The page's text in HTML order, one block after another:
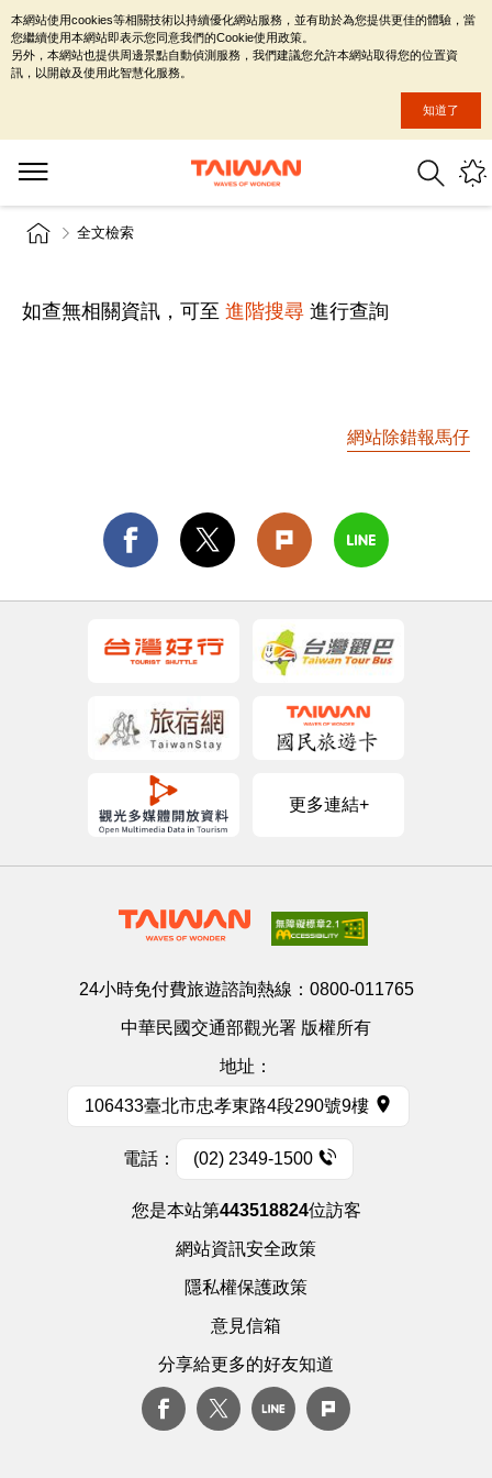
全文檢索
如查無相關資訊，可至 進階搜尋 進行查詢
網站除錯報馬仔
更多連結+
24小時免付費旅遊諮詢熱線： 0800-011765
中華民國交通部觀光署 版權所有
地址：
106433臺北市忠孝東路4段290號9樓
電話： (02) 2349-1500
您是本站第443518824位訪客
網站資訊安全政策
隱私權保護政策
意見信箱
分享給更多的好友知道
本網站使用cookies等相關技術以持續優化網站服務，並有助於為您提供更佳的體驗，當
您繼續使用本網站即表示您同意我們的Cookie使用政策。
另外，本網站也提供周邊景點自動偵測服務，我們建議您允許本網站取得您的位置資
訊，以開啟及使用此智慧化服務。
知道了